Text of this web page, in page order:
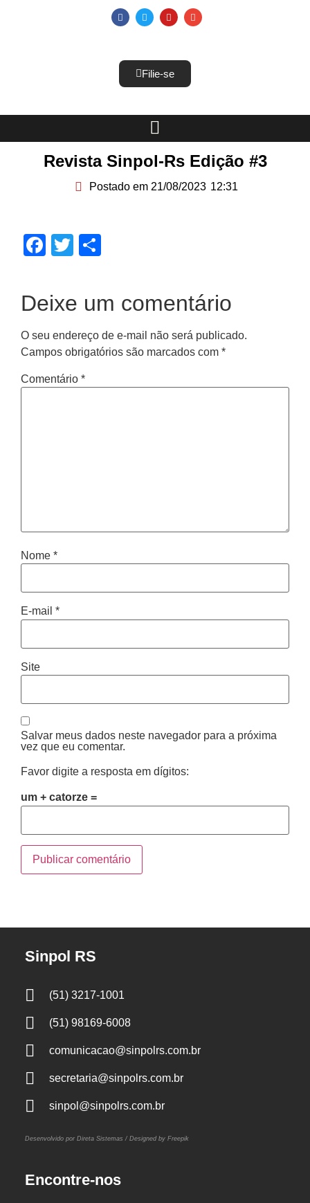
Filie-se
Revista Sinpol-Rs Edição #3
Postado em 21/08/2023 12:31
Facebook
Twitter
Deixe um comentário
O seu endereço de e-mail não será publicado.
Campos obrigatórios são marcados com *
Comentário *
Nome *
E-mail *
Site
Salvar meus dados neste navegador para a próxima
vez que eu comentar.
Favor digite a resposta em dígitos:
um + catorze =
Sinpol RS
(51) 3217-1001
(51) 98169-6008
comunicacao@sinpolrs.com.br
secretaria@sinpolrs.com.br
sinpol@sinpolrs.com.br
Desenvolvido por Direta Sistemas / Designed by Freepik
Encontre-nos